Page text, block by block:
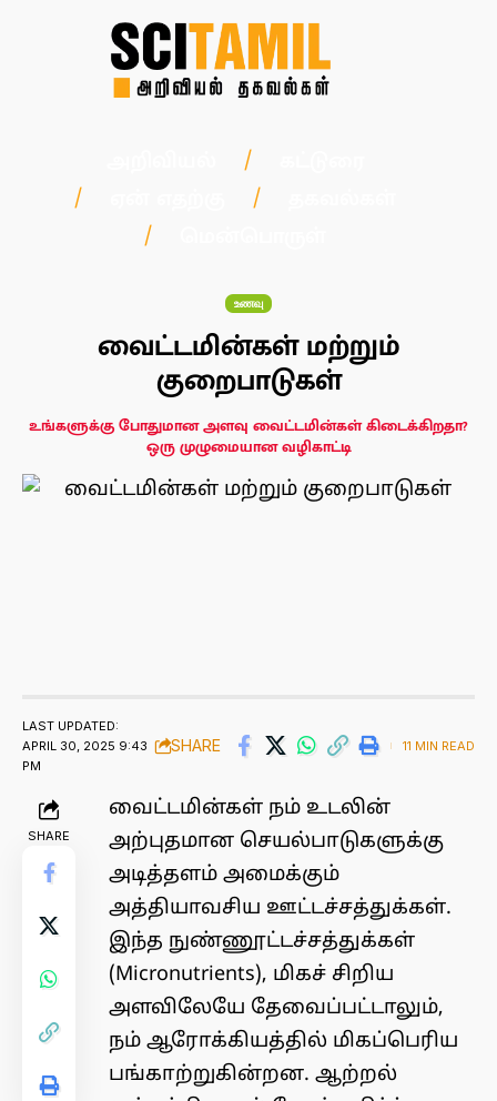
உணவு
வைட்டமின்கள் மற்றும்
குறைபாடுகள்
உங்களுக்கு போதுமான அளவு வைட்டமின்கள் கிடைக்கிறதா?
ஒரு முழுமையான வழிகாட்டி
LAST UPDATED:
APRIL 30, 2025 9:43
PM
SHARE 11 MIN READ
SHARE
வைட்டமின்கள் நம் உடலின்
அற்புதமான செயல்பாடுகளுக்கு
அடித்தளம் அமைக்கும்
அத்தியாவசிய ஊட்டச்சத்துக்கள்.
இந்த நுண்ணூட்டச்சத்துக்கள்
(Micronutrients), மிகச் சிறிய
அளவிலேயே தேவைப்பட்டாலும்,
நம் ஆரோக்கியத்தில் மிகப்பெரிய
பங்காற்றுகின்றன. ஆற்றல்